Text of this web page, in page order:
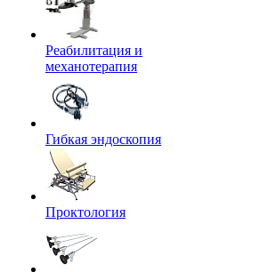
Реабилитация и
механотерапия
Гибкая эндоскопия
Проктология